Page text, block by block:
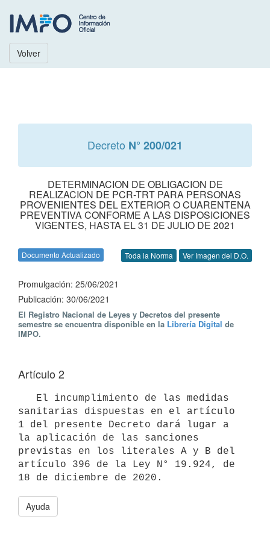
Volver
Decreto N° 200/021
DETERMINACION DE OBLIGACION DE
REALIZACION DE PCR-TRT PARA PERSONAS
PROVENIENTES DEL EXTERIOR O CUARENTENA
PREVENTIVA CONFORME A LAS DISPOSICIONES
VIGENTES, HASTA EL 31 DE JULIO DE 2021
Documento Actualizado Toda la Norma Ver Imagen del D.O.
Promulgación: 25/06/2021
Publicación: 30/06/2021
El Registro Nacional de Leyes y Decretos del presente
semestre se encuentra disponible en la Librería Digital de
IMPO.
Artículo 2
sanitarias dispuestas en el artículo
1 del presente Decreto dará lugar a
la aplicación de las sanciones
previstas en los literales A y B del
artículo 396 de la Ley N° 19.924, de
Ayuda